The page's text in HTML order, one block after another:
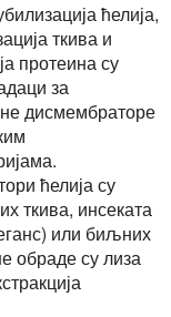
ћелија,
ткива и
протеина су
за
дисмембраторе
ћелија су
ткива, инсеката
или биљних
обраде су лиза